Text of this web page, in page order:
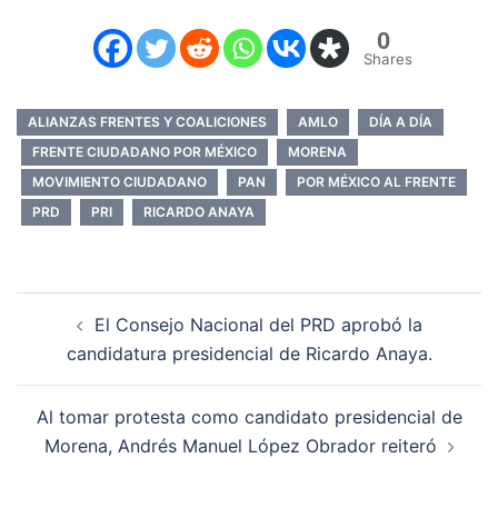
0
Shares
ALIANZAS FRENTES Y COALICIONES AMLO
DÍA A DÍA
FRENTE CIUDADANO POR MÉXICO
MORENA
MOVIMIENTO CIUDADANO
PAN
POR MÉXICO AL FRENTE
PRD
PRI RICARDO ANAYA
entradas
El Consejo Nacional del PRD aprobó la
candidatura presidencial de Ricardo Anaya.
Al tomar protesta como candidato presidencial de
Morena, Andrés Manuel López Obrador reiteró